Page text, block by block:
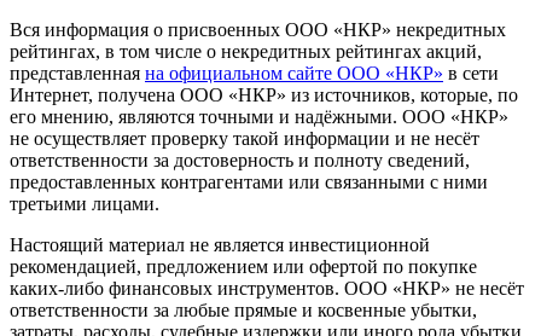
Вся информация о присвоенных ООО «НКР» некредитных
рейтингах, в том числе о некредитных рейтингах акций,
представленная на официальном сайте ООО «НКР» в сети
Интернет, получена ООО «НКР» из источников, которые, по
его мнению, являются точными и надёжными. ООО «НКР»
не осуществляет проверку такой информации и не несёт
ответственности за достоверность и полноту сведений,
предоставленных контрагентами или связанными с ними
третьими лицами.
Настоящий материал не является инвестиционной
рекомендацией, предложением или офертой по покупке
каких-либо финансовых инструментов. ООО «НКР» не несёт
ответственности за любые прямые и косвенные убытки,
затраты, расходы, судебные издержки или иного рода убытки